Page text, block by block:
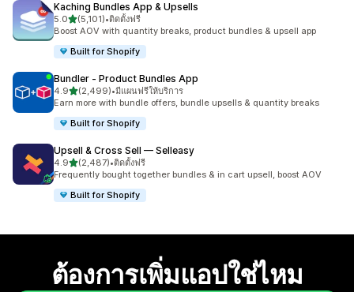
Kaching Bundles App & Upsells
5.0เต็ม 5 ดาว
(5,101)
ทั้งหมด 5101 รีวิว
•ติดตั้งฟรี
Boost AOV with quantity breaks, product bundles & upsell app
Built for Shopify
Bundler ‑ Product Bundles App
4.9เต็ม 5 ดาว
(2,499)
ทั้งหมด 2499 รีวิว
•มีแผนฟรีให้บริการ
Earn more with bundle offers, bundle upsells & quantity breaks
Built for Shopify
Upsell & Cross Sell — Selleasy
4.9เต็ม 5 ดาว
(2,487)
ทั้งหมด 2487 รีวิว
•ติดตั้งฟรี
Frequently bought together bundles & in cart upsell, boost AOV
Built for Shopify
ต้องการเพิ่มแอปใช่ไหม